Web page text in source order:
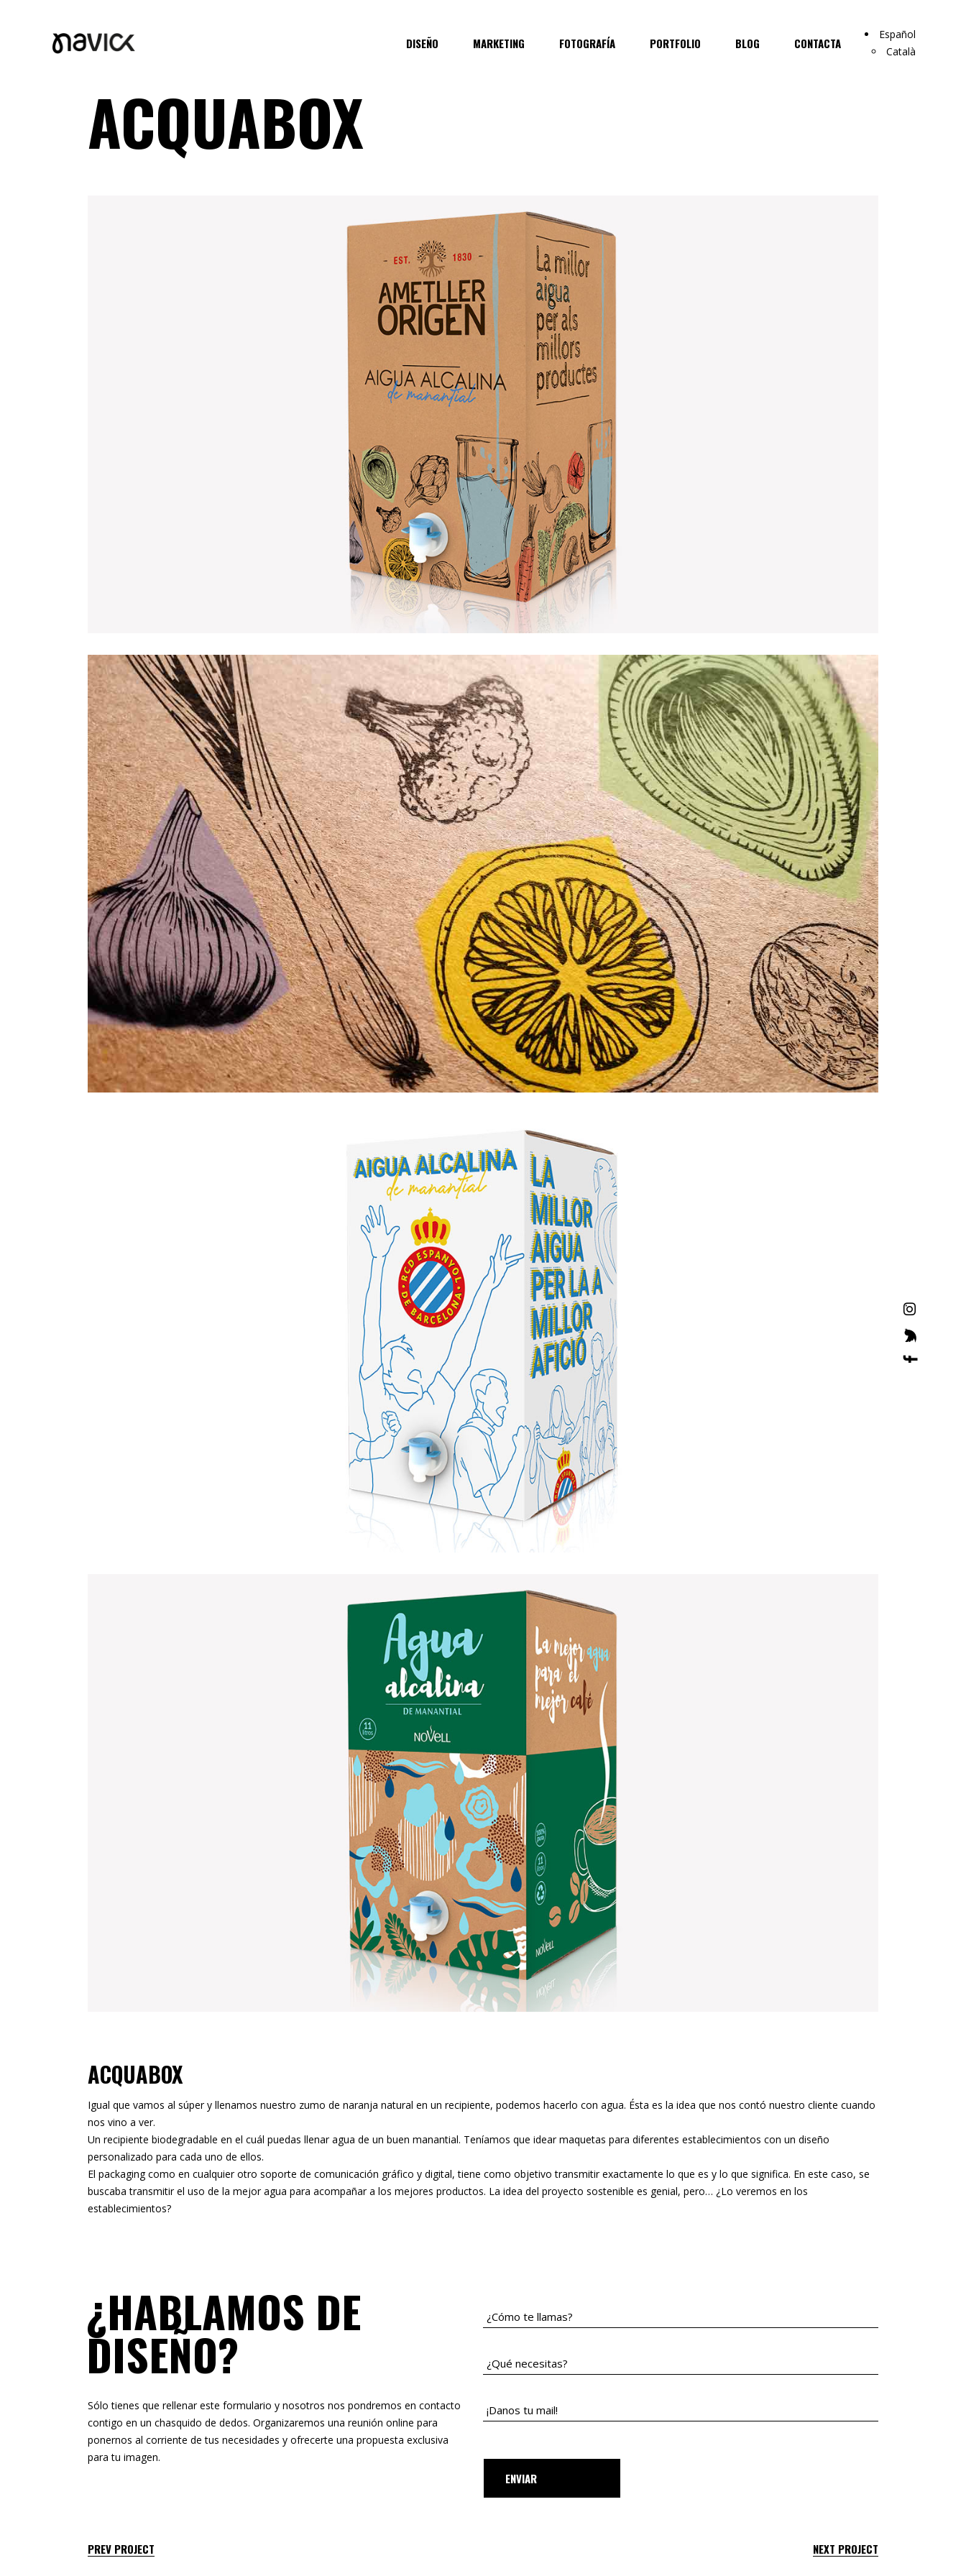
DISEÑO MARKETING FOTOGRAFÍA PORTFOLIO BLOG CONTACTA
Español
Català
ACQUABOX
ACQUABOX
Igual que vamos al súper y llenamos nuestro zumo de naranja natural en un recipiente, podemos hacerlo con agua. Ésta es la idea que nos contó nuestro cliente cuando
nos vino a ver.
Un recipiente biodegradable en el cuál puedas llenar agua de un buen manantial. Teníamos que idear maquetas para diferentes establecimientos con un diseño
personalizado para cada uno de ellos.
El packaging como en cualquier otro soporte de comunicación gráfico y digital, tiene como objetivo transmitir exactamente lo que es y lo que significa. En este caso, se
buscaba transmitir el uso de la mejor agua para acompañar a los mejores productos. La idea del proyecto sostenible es genial, pero… ¿Lo veremos en los
establecimientos?
¿HABLAMOS DE
DISEÑO?
Sólo tienes que rellenar este formulario y nosotros nos pondremos en contacto
contigo en un chasquido de dedos. Organizaremos una reunión online para
ponernos al corriente de tus necesidades y ofrecerte una propuesta exclusiva
para tu imagen.
PREV PROJECT NEXT PROJECT